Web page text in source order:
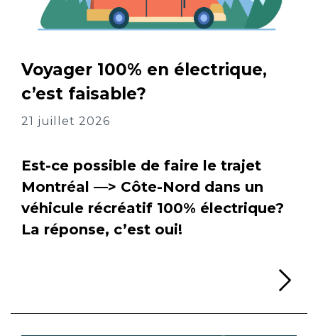
Voyager 100% en électrique,
c’est faisable?
21 juillet 2026
Est-ce possible de faire le trajet
Montréal —> Côte-Nord dans un
véhicule récréatif 100% électrique?
La réponse, c’est oui!